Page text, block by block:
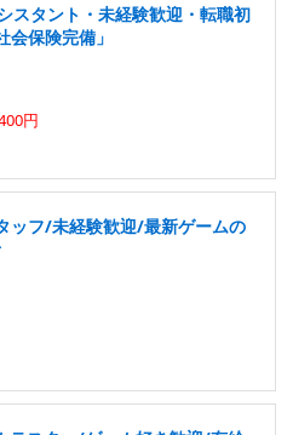
スタント・未経験歓迎・転職初
保険完備」
円
ッフ/未経験歓迎/最新ゲームの